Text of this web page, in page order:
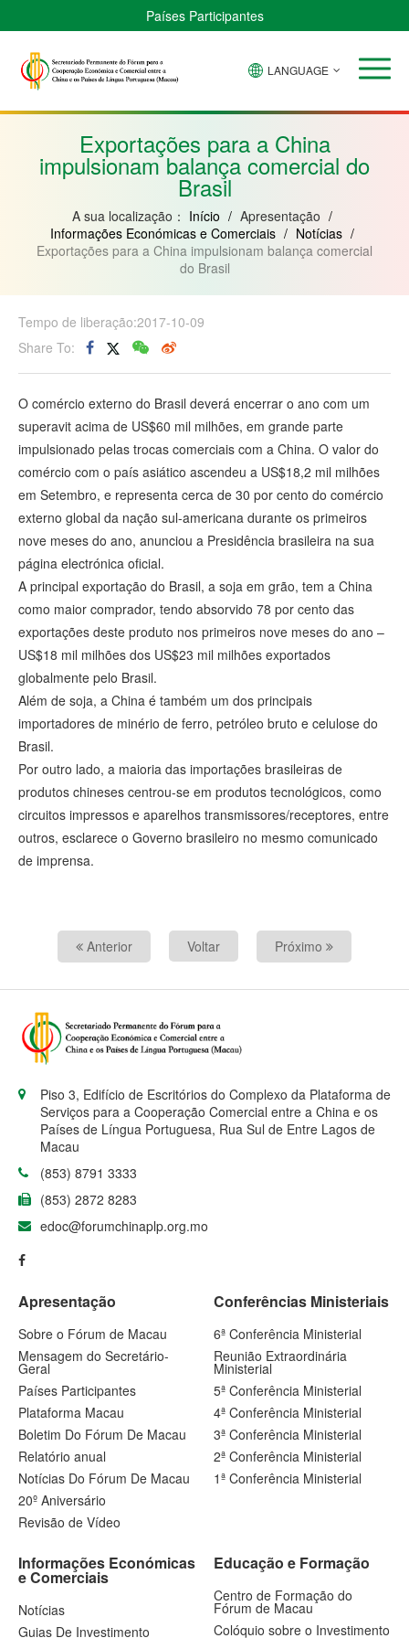
Países Participantes
Verde
Bissau
Guiné
Moçambique
LANGUAGE
Exportações para a China
impulsionam balança comercial do
Brasil
A sua localização： Início / Apresentação /
Informações Económicas e Comerciais / Notícias /
Exportações para a China impulsionam balança comercial
do Brasil
Tempo de liberação:2017-10-09
Share To:
O comércio externo do Brasil deverá encerrar o ano com um
superavit acima de US$60 mil milhões, em grande parte
impulsionado pelas trocas comerciais com a China. O valor do
comércio com o país asiático ascendeu a US$18,2 mil milhões
em Setembro, e representa cerca de 30 por cento do comércio
externo global da nação sul-americana durante os primeiros
nove meses do ano, anunciou a Presidência brasileira na sua
página electrónica oficial.
A principal exportação do Brasil, a soja em grão, tem a China
como maior comprador, tendo absorvido 78 por cento das
exportações deste produto nos primeiros nove meses do ano –
US$18 mil milhões dos US$23 mil milhões exportados
globalmente pelo Brasil.
Além de soja, a China é também um dos principais
importadores de minério de ferro, petróleo bruto e celulose do
Brasil.
Por outro lado, a maioria das importações brasileiras de
produtos chineses centrou-se em produtos tecnológicos, como
circuitos impressos e aparelhos transmissores/receptores, entre
outros, esclarece o Governo brasileiro no mesmo comunicado
de imprensa.
Anterior Voltar Próximo
Piso 3, Edifício de Escritórios do Complexo da Plataforma de
Serviços para a Cooperação Comercial entre a China e os
Países de Língua Portuguesa, Rua Sul de Entre Lagos de
Macau
(853) 8791 3333
(853) 2872 8283
edoc@forumchinaplp.org.mo
Apresentação
Sobre o Fórum de Macau
Mensagem do Secretário-
Geral
Países Participantes
Plataforma Macau
Boletim Do Fórum De Macau
Relatório anual
Notícias Do Fórum De Macau
20º Aniversário
Revisão de Vídeo
Conferências Ministeriais
6ª Conferência Ministerial
Reunião Extraordinária
Ministerial
5ª Conferência Ministerial
4ª Conferência Ministerial
3ª Conferência Ministerial
2ª Conferência Ministerial
1ª Conferência Ministerial
Informações Económicas
e Comerciais
Notícias
Guias De Investimento
Educação e Formação
Centro de Formação do
Fórum de Macau
Colóquio sobre o Investimento